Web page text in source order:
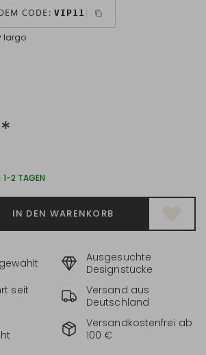
CODE: VIP11
largo
1-2 TAGEN
IN DEN WARENKORB
Ausgesuchte
Designstücke
seit
Versand aus
Deutschland
Versandkostenfrei ab
100 €